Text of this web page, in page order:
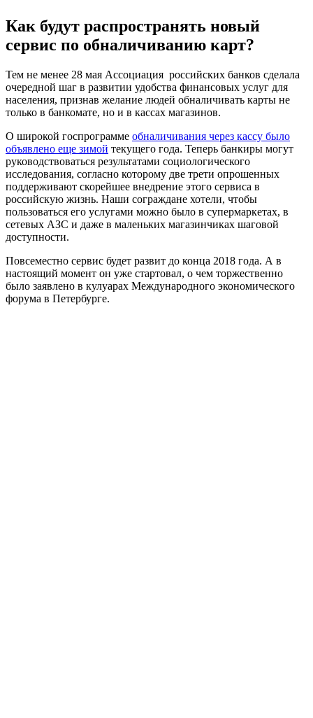
Как будут распространять новый
сервис по обналичиванию карт?
Тем не менее 28 мая Ассоциация российских банков сделала
очередной шаг в развитии удобства финансовых услуг для
населения, признав желание людей обналичивать карты не
только в банкомате, но и в кассах магазинов.
О широкой госпрограмме обналичивания через кассу было
объявлено еще зимой текущего года. Теперь банкиры могут
руководствоваться результатами социологического
исследования, согласно которому две трети опрошенных
поддерживают скорейшее внедрение этого сервиса в
российскую жизнь. Наши сограждане хотели, чтобы
пользоваться его услугами можно было в супермаркетах, в
сетевых АЗС и даже в маленьких магазинчиках шаговой
доступности.
Повсеместно сервис будет развит до конца 2018 года. А в
настоящий момент он уже стартовал, о чем торжественно
было заявлено в кулуарах Международного экономического
форума в Петербурге.